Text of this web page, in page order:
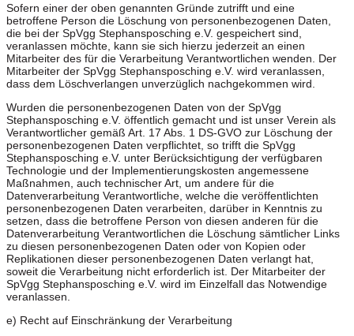
Sofern einer der oben genannten Gründe zutrifft und eine
betroffene Person die Löschung von personenbezogenen Daten,
die bei der SpVgg Stephansposching e.V. gespeichert sind,
veranlassen möchte, kann sie sich hierzu jederzeit an einen
Mitarbeiter des für die Verarbeitung Verantwortlichen wenden. Der
Mitarbeiter der SpVgg Stephansposching e.V. wird veranlassen,
dass dem Löschverlangen unverzüglich nachgekommen wird.
Wurden die personenbezogenen Daten von der SpVgg
Stephansposching e.V. öffentlich gemacht und ist unser Verein als
Verantwortlicher gemäß Art. 17 Abs. 1 DS-GVO zur Löschung der
personenbezogenen Daten verpflichtet, so trifft die SpVgg
Stephansposching e.V. unter Berücksichtigung der verfügbaren
Technologie und der Implementierungskosten angemessene
Maßnahmen, auch technischer Art, um andere für die
Datenverarbeitung Verantwortliche, welche die veröffentlichten
personenbezogenen Daten verarbeiten, darüber in Kenntnis zu
setzen, dass die betroffene Person von diesen anderen für die
Datenverarbeitung Verantwortlichen die Löschung sämtlicher Links
zu diesen personenbezogenen Daten oder von Kopien oder
Replikationen dieser personenbezogenen Daten verlangt hat,
soweit die Verarbeitung nicht erforderlich ist. Der Mitarbeiter der
SpVgg Stephansposching e.V. wird im Einzelfall das Notwendige
veranlassen.
e) Recht auf Einschränkung der Verarbeitung